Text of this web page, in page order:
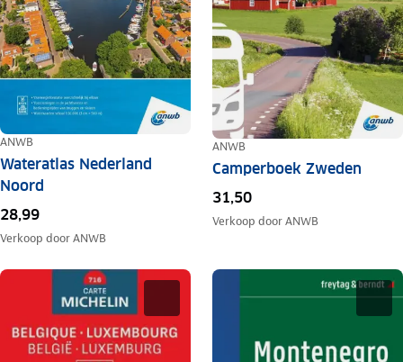
ANWB
Wateratlas Nederland
Noord
28,99
Verkoop doorANWB
ANWB
Camperboek Zweden
31,50
Verkoop doorANWB